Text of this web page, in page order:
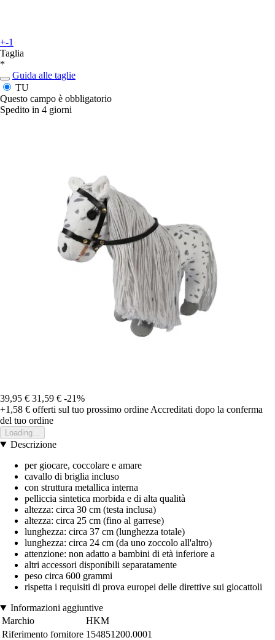
+-1
Taglia
*
Guida alle taglie
TU
Questo campo è obbligatorio
Spedito in 4 giorni
39,95 € 31,59 € -21%
+1,58 € offerti sul tuo prossimo ordine Accreditati dopo la conferma
del tuo ordine
Loading...
Descrizione
per giocare, coccolare e amare
cavallo di briglia incluso
con struttura metallica interna
pelliccia sintetica morbida e di alta qualità
altezza: circa 30 cm (testa inclusa)
altezza: circa 25 cm (fino al garrese)
lunghezza: circa 37 cm (lunghezza totale)
lunghezza: circa 24 cm (da uno zoccolo all'altro)
attenzione: non adatto a bambini di età inferiore a
altri accessori disponibili separatamente
peso circa 600 grammi
rispetta i requisiti di prova europei delle direttive sui giocattoli
Informazioni aggiuntive
Marchio
HKM
Riferimento fornitore 154851200.0001